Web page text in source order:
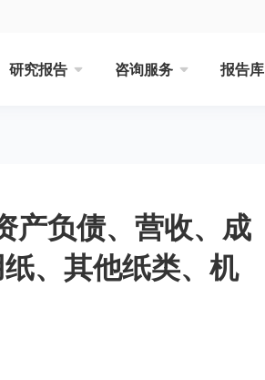
研究报告 咨询服务 报告库
负债、营收、成
、其他纸类、机